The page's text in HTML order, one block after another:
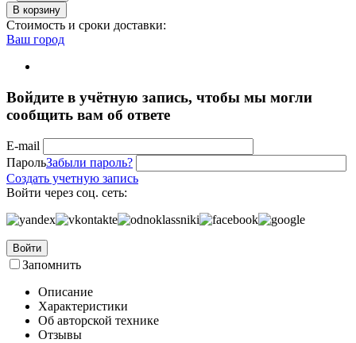
В корзину
Стоимость и сроки доставки:
Ваш город
Войдите в учётную запись, чтобы мы могли
сообщить вам об ответе
E-mail
ПарольЗабыли пароль?
Создать учетную запись
Войти через соц. сеть:
Войти
Запомнить
Описание
Характеристики
Об авторской технике
Отзывы